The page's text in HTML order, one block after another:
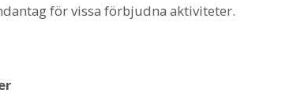
för vissa förbjudna aktiviteter.